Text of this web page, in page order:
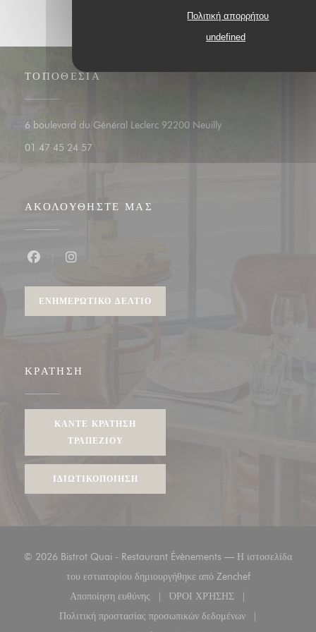
Πολιτική απορρήτου
undefined
ΤΟΠΟΘΕΣΊΑ
6 boulevard du Général Leclerc 92200 Neuilly((ανοίγει σε νέο
01 47 45 24 57
ΑΚΟΛΟΥΘΉΣΤΕ ΜΑΣ
ΕΝΗΜΕΡΩΤΙΚΌ ΔΕΛΤΊΟ
ΚΡΆΤΗΣΗ
ΚΆΝΤΕ ΚΡΆΤΗΣΗ
ΤΡΑΠΕΖΙΟΎ
ΙΔΙΩΤΙΚΟΠΟΊΗΣΗ
© 2026 Bistrot Quai - Restaurant Évènements — Η ιστοσελίδα
του εστιατορίου δημιουργήθηκε από Zenchef((ανοίγει σε
Αποποίηση ευθύνης
((ανοίγει σε νέο παράθυρο))
ΌΡΟΙ ΧΡΉΣΗΣ
((ανοίγει σε νέο
Πολιτική προστασίας προσωπικών δεδομένων
((ανοίγει σε νέο παράθυρο))